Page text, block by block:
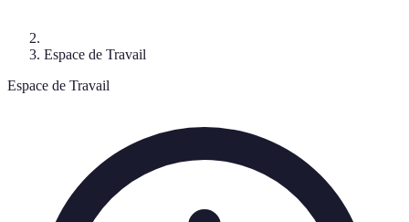
Espace de Travail
Espace de Travail